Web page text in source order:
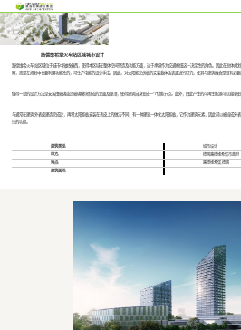
路德维希堡火车站区域城市设计
路德维希火车站区域位于城市中轴线偏西，使得本区域在整体空间塑造及功能方面，适于承担作为交通枢纽这一决定性的角色。因此在总体
察，而是在规划中也要利用功能性的，可生产电能的设计手法。因此，对太阳能光伏板的安装载体及表面进行研究，使其与建筑融合是很有必要
值得一试的设计方法是安装由玻璃或是玻璃模块制成的立面及屋顶，使得建筑自身变成一个供能节点。此外，由此产生的可再生能源可以直接
与通常在建筑外表皮建造完成后，再将太阳能板安装在表皮上的做法不同，有一种建筑一体化太阳能板，它作为建筑元素，因此可以被当成
性的功能。
它还可以被用于阳台护栏、玻璃盖顶、遮阳装置、太阳能屋顶敷面以及建筑外立面的建造。在规划过程中，建筑一体化太阳能板的优势是作为
术，比如半透明、拱形或是有色太阳能板，给建筑设计及使用提供多种可能性。
建筑类型:
城市设计
甲方:
德国路德维希堡市政府
地点:
路德维希堡,德国
建筑面积: